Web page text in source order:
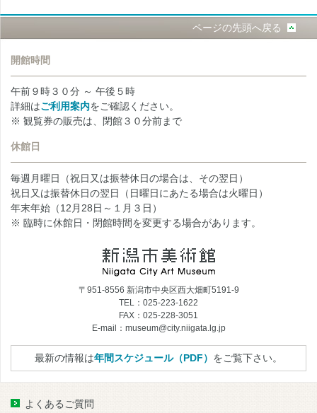
ページの先頭へ戻る
開館時間
午前９時３０分 ～ 午後５時
詳細はご利用案内をご確認ください。
※ 観覧券の販売は、閉館３０分前まで
休館日
毎週月曜日（祝日又は振替休日の場合は、その翌日）
祝日又は振替休日の翌日（日曜日にあたる場合は火曜日）
年末年始（12月28日～１月３日）
※ 臨時に休館日・閉館時間を変更する場合があります。
〒951-8556 新潟市中央区西大畑町5191-9
TEL：025-223-1622
FAX：025-228-3051
E-mail：museum@city.niigata.lg.jp
最新の情報は年間スケジュール（PDF） をご覧下さい。
よくあるご質問